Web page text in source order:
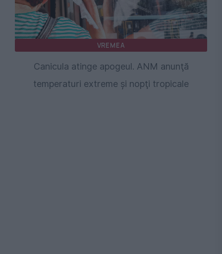
VREMEA
Canicula atinge apogeul. ANM anunţă
temperaturi extreme şi nopţi tropicale